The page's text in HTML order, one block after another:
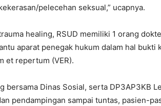
pelecehan seksual,” ucapnya.
healing, RSUD memiliki 1 orang
aparat penegak hukum dalam hal bukti
et repertum (VER).
bersama Dinas Sosial, serta DP3AP3KB
pendampingan sampai tuntas, pasien-